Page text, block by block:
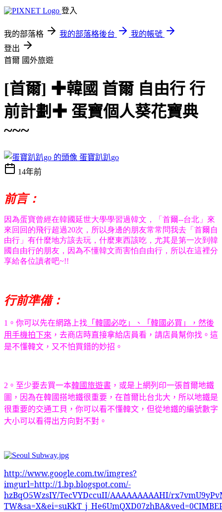
登入
我的部落格 我的部落格後台
我的帳號
登出
首爾 國外旅遊
[首爾] ✚韓國 首爾 自由行 行
前計劃✚ 蛋寶個人葵花寶典
~~~
蛋寶趴趴go
14年前
前言：
因為蛋寶曾經在韓國延世大學學習過韓文，「首爾--台北」來
來回回的飛行超過20次，所以身邊的朋友常常問我去「首爾自
由行」有什麼地方該去玩，什麼東西該吃，尤其是第一次到韓
國自由行的朋友，因為不懂韓文而害怕自由行，所以在這裡分
享給各位讀者吧~!!
行前準備：
1 。你可以先在網路上找 「韓國必吃」、「韓國必買」，然後
用手機拍下來 ，去商店時直接拿給店員看，請店員幫你找。這
是不懂韓文，又不怕買錯的妙招。
2 。至少要去買一本韓國旅遊書 ，或是上網列印一張首爾地鐵
圖，因為在韓國搭地鐵很重要，在首爾比台北大，所以地鐵是
很重要的交通工貝，你可以看不懂韓文，但從地鐵的編號數字
大小可以看得出方向對不對。
http://www.google.com.tw/imgres?
imgurl=http://1.bp.blogspot.com/-
hzBqO5WzsIY/TecVYDccuII/AAAAAAAAAHI/